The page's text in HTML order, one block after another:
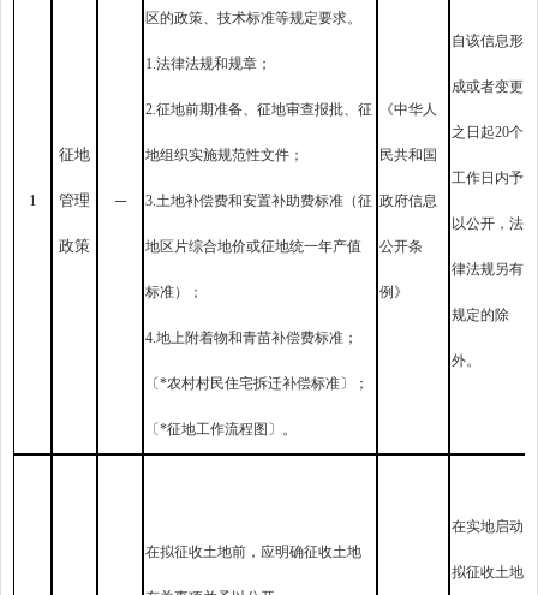
1
征地
管理
政策
─
区的政策、技术标准等规定要求。
1.法律法规和规章；
2.征地前期准备、征地审查报批、征
地组织实施规范性文件；
3.土地补偿费和安置补助费标准（征
地区片综合地价或征地统一年产值
标准）；
4.地上附着物和青苗补偿费标准；
〔*农村村民住宅拆迁补偿标准〕；
〔*征地工作流程图〕。
《中华人
民共和国
政府信息
公开条
例》
自该信息形
成或者变更
之日起20个
工作日内予
以公开，法
律法规另有
规定的除
外。
在拟征收土地前，应明确征收土地
在实地启动
拟征收土地